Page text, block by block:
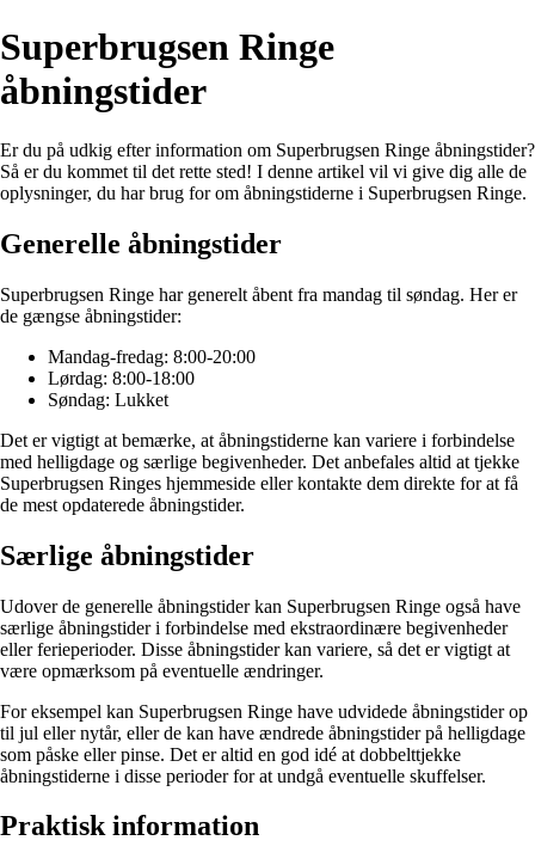
Superbrugsen Ringe
åbningstider
Er du på udkig efter information om Superbrugsen Ringe åbningstider?
Så er du kommet til det rette sted! I denne artikel vil vi give dig alle de
oplysninger, du har brug for om åbningstiderne i Superbrugsen Ringe.
Generelle åbningstider
Superbrugsen Ringe har generelt åbent fra mandag til søndag. Her er
de gængse åbningstider:
Mandag-fredag: 8:00-20:00
Lørdag: 8:00-18:00
Søndag: Lukket
Det er vigtigt at bemærke, at åbningstiderne kan variere i forbindelse
med helligdage og særlige begivenheder. Det anbefales altid at tjekke
Superbrugsen Ringes hjemmeside eller kontakte dem direkte for at få
de mest opdaterede åbningstider.
Særlige åbningstider
Udover de generelle åbningstider kan Superbrugsen Ringe også have
særlige åbningstider i forbindelse med ekstraordinære begivenheder
eller ferieperioder. Disse åbningstider kan variere, så det er vigtigt at
være opmærksom på eventuelle ændringer.
For eksempel kan Superbrugsen Ringe have udvidede åbningstider op
til jul eller nytår, eller de kan have ændrede åbningstider på helligdage
som påske eller pinse. Det er altid en god idé at dobbelttjekke
åbningstiderne i disse perioder for at undgå eventuelle skuffelser.
Praktisk information